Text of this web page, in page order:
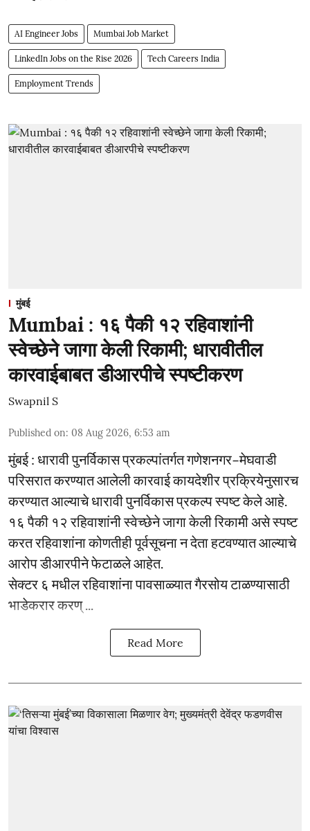
AI Engineer Jobs Mumbai Job Market
LinkedIn Jobs on the Rise 2026 Tech Careers India
Employment Trends
मुंबई
Mumbai : १६ पैकी १२ रहिवाशांनी
स्वेच्छेने जागा केली रिकामी; धारावीतील
कारवाईबाबत डीआरपीचे स्पष्टीकरण
Swapnil S
Published on: 08 Aug 2026, 6:53 am
मुंबई : धारावी पुनर्विकास प्रकल्पांतर्गत गणेशनगर–मेघवाडी
परिसरात करण्यात आलेली कारवाई कायदेशीर प्रक्रियेनुसारच
करण्यात आल्याचे धारावी पुनर्विकास प्रकल्प स्पष्ट केले आहे.
१६ पैकी १२ रहिवाशांनी स्वेच्छेने जागा केली रिकामी असे स्पष्ट
करत रहिवाशांना कोणतीही पूर्वसूचना न देता हटवण्यात आल्याचे
आरोप डीआरपीने फेटाळले आहेत.
सेक्टर ६ मधील रहिवाशांना पावसाळ्यात गैरसोय टाळण्यासाठी
भाडेकरार करण् ...
Read More